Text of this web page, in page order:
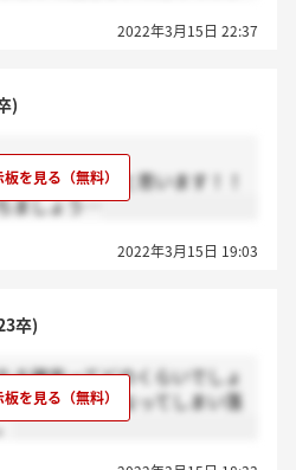
2022年3月15日 22:37
)
かったのだと思います！！
ましょう…
2022年3月15日 19:03
卒)
る確率ってどのくらいでしょ
にガチガチになってしまい落